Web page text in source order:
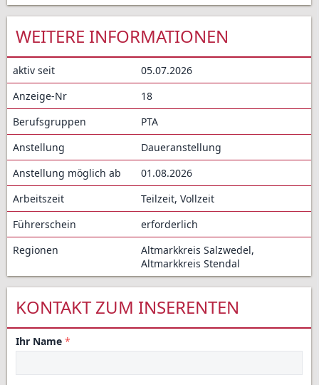
WEITERE INFORMATIONEN
aktiv seit
05.07.2026
Anzeige-Nr
18
Berufsgruppen
PTA
Anstellung
Daueranstellung
Anstellung möglich ab
01.08.2026
Arbeitszeit
Teilzeit, Vollzeit
Führerschein
erforderlich
Regionen
Altmarkkreis Salzwedel,
Altmarkkreis Stendal
KONTAKT ZUM INSERENTEN
Ihr Name